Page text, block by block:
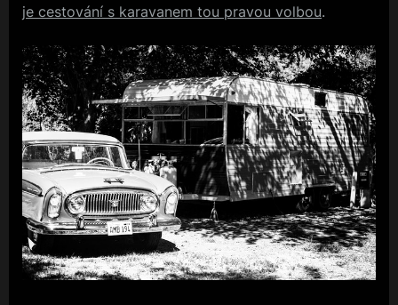
je cestování s karavanem tou pravou volbou.